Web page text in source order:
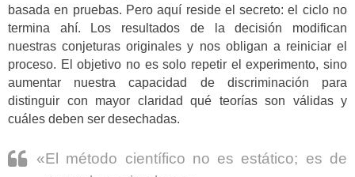
basada en pruebas. Pero aquí reside el secreto: el ciclo no
termina ahí. Los resultados de la decisión modifican
nuestras conjeturas originales y nos obligan a reiniciar el
proceso. El objetivo no es solo repetir el experimento, sino
aumentar nuestra capacidad de discriminación para
distinguir con mayor claridad qué teorías son válidas y
cuáles deben ser desechadas.
«El método científico no es estático; es de